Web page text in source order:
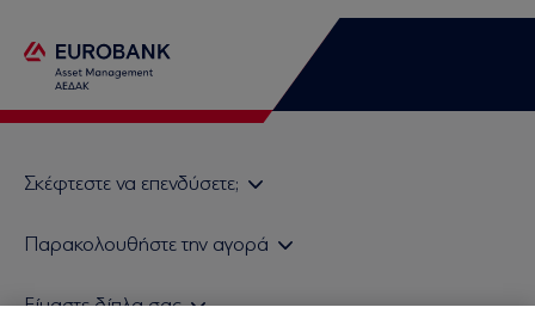
Σκέφτεστε να επενδύσετε;
Τιμολογιακή Πολιτική
Παρακολουθήστε την αγορά
Είμαστε δίπλα σας